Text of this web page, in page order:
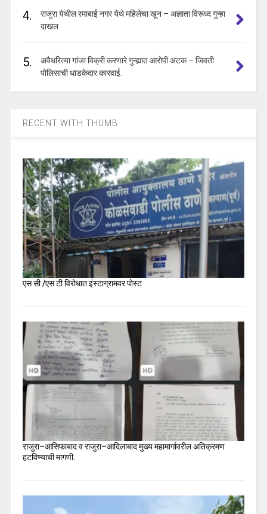
4.
राजुरा येथील रमाबाई नगर येथे महिलेचा खून – अज्ञाता विरूध्द गुन्हा
दाखल
5.
अवैधरित्या गांजा विक्री करणारे गुन्ह्यात आरोपी अटक – जिवती
पोलिसाची धाडकेदार कारवाई.
RECENT WITH THUMB
एस सी /एस टी विरोधात इंस्टाग्रामवर पोस्ट
राजुरा–आसिफाबाद व राजुरा–आदिलाबाद मुख्य महामार्गावरील अतिक्रमण
हटविण्याची मागणी.